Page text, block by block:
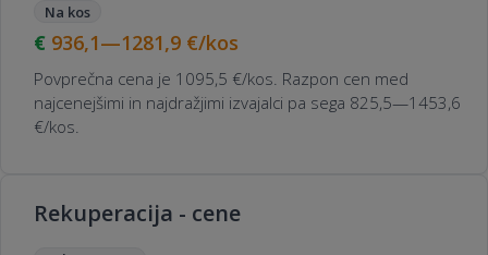
Na kos
936,1—1281,9 €/kos
Povprečna cena je 1095,5 €/kos. Razpon cen med
najcenejšimi in najdražjimi izvajalci pa sega 825,5—1453,6
€/kos.
Rekuperacija - cene